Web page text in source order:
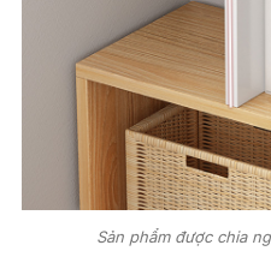
Sản phẩm được chia